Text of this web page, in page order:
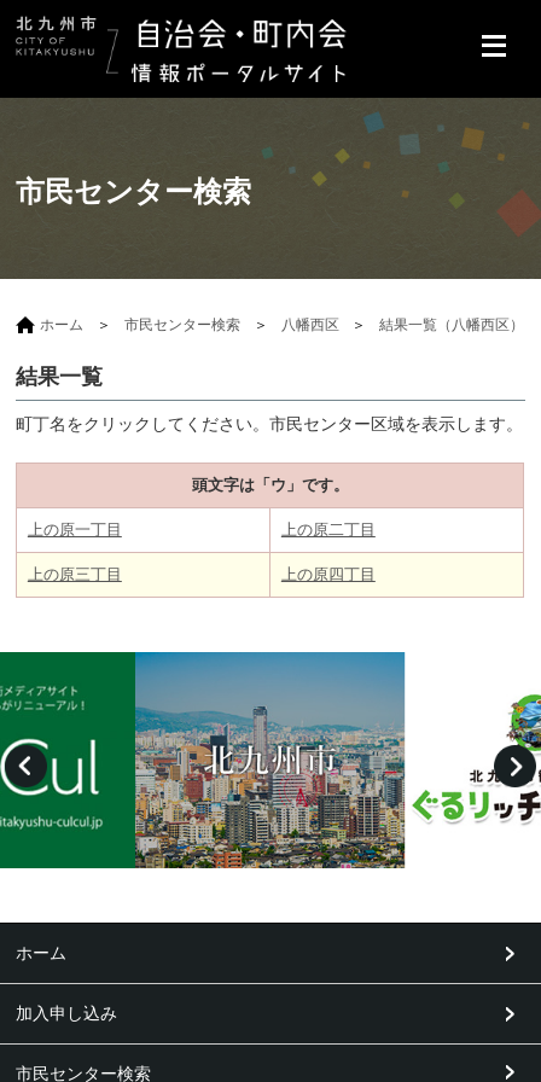
市民センター検索
ホーム 市民センター検索 八幡西区 結果一覧（八幡西区）
結果一覧
町丁名をクリックしてください。市民センター区域を表示します。
頭文字は「ウ」です。
上の原一丁目 上の原二丁目
上の原三丁目 上の原四丁目
ホーム
加入申し込み
市民センター検索